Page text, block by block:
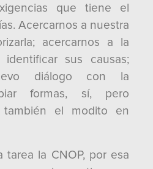
que tiene el
Acercarnos a nuestra
acercarnos a la
sus causas;
diálogo con la
formas, sí, pero
el modito en
la CNOP, por esa